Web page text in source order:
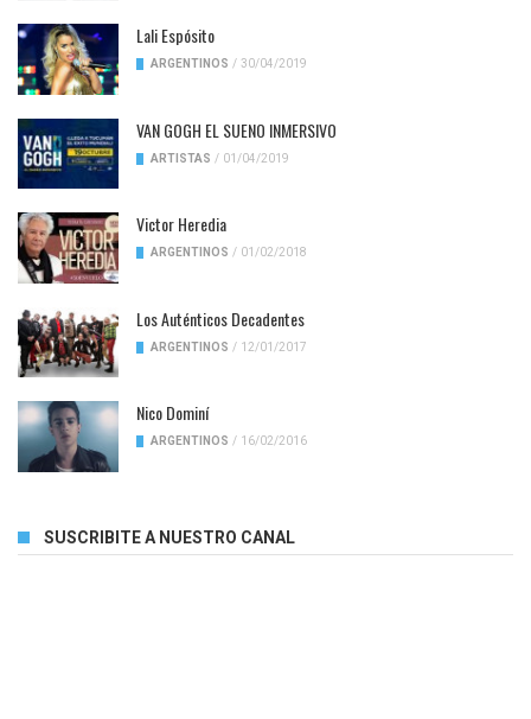
Lali Espósito
ARGENTINOS / 30/04/2019
VAN GOGH EL SUENO INMERSIVO
ARTISTAS / 01/04/2019
Victor Heredia
ARGENTINOS / 01/02/2018
Los Auténticos Decadentes
ARGENTINOS / 12/01/2017
Nico Dominí
ARGENTINOS / 16/02/2016
SUSCRIBITE A NUESTRO CANAL